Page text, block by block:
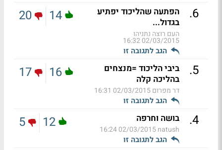
6
.
הפתעה שהליכוד יפתיע
בגדול...
העם רוצה נתניהו
02/03/2015 16:32
הגב לתגובה זו
14
20
5
.
ביבי הליכוד =מנצחים
בהליכה קלה
דר מפרום02/03/2015 16:31
הגב לתגובה זו
16
17
4
. בושה וחרפה
natush
02/03/2015 16:24
הגב לתגובה זו
12
5